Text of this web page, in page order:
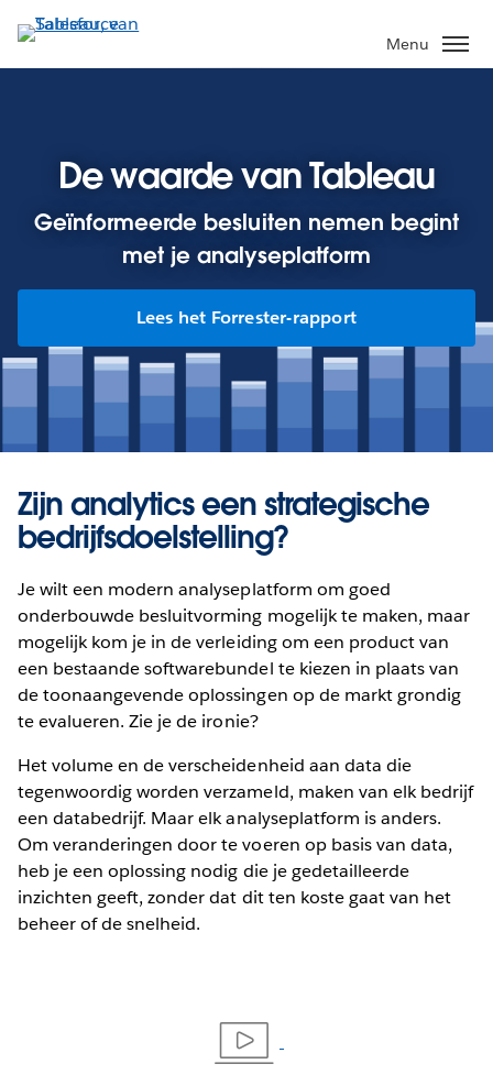
Verder
naar
hoofdinhoud
Menu
De waarde van Tableau
Geïnformeerde besluiten nemen begint
met je analyseplatform
Lees het Forrester-rapport
Zijn analytics een strategische
bedrijfsdoelstelling?
Je wilt een modern analyseplatform om goed
onderbouwde besluitvorming mogelijk te maken, maar
mogelijk kom je in de verleiding om een product van
een bestaande softwarebundel te kiezen in plaats van
de toonaangevende oplossingen op de markt grondig
te evalueren. Zie je de ironie?
Het volume en de verscheidenheid aan data die
tegenwoordig worden verzameld, maken van elk bedrijf
een databedrijf. Maar elk analyseplatform is anders.
Om veranderingen door te voeren op basis van data,
heb je een oplossing nodig die je gedetailleerde
inzichten geeft, zonder dat dit ten koste gaat van het
beheer of de snelheid.